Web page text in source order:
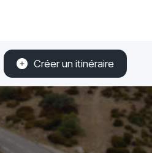
Créer un itinéraire